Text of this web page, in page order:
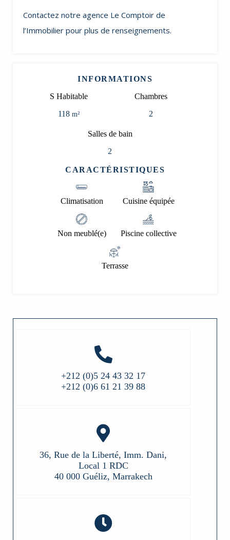
INFORMATIONS
Chambres
2
Salles de bain
2
S Habitable
118 m²
CARACTÉRISTIQUES
Climatisation Cuisine équipée
Non meublé(e) Piscine collective
Terrasse
Contactez notre agence Le Comptoir de
l’Immobilier pour plus de renseignements.
+212 (0)5 24 43 32 17
+212 (0)6 61 21 39 88
36, Rue de la Liberté, Imm. Dani,
Local 1 RDC
40 000 Guéliz, Marrakech